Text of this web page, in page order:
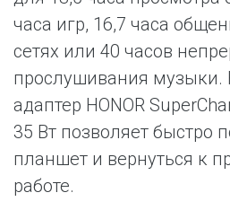
часа игр, 16,7 часа
сетях или 40 часов
прослушивания
адаптер HONOR
35 Вт позволяет быстро
планшет и вернуться к
работе.